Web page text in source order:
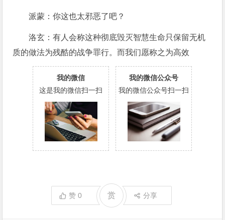
派蒙：你这也太邪恶了吧？
洛玄：有人会称这种彻底毁灭智慧生命只保留无机
质的做法为残酷的战争罪行。而我们愿称之为高效
我的微信
这是我的微信扫一扫
我的微信公众号
我的微信公众号扫一扫
赞0 赏 分享